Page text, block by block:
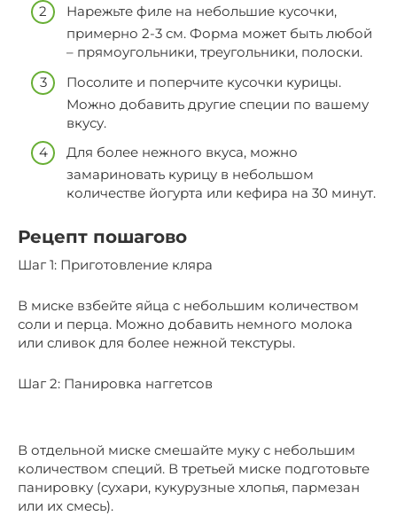
Нарежьте филе на небольшие кусочки,
примерно 2-3 см. Форма может быть любой
– прямоугольники, треугольники, полоски.
Посолите и поперчите кусочки курицы.
Можно добавить другие специи по вашему
вкусу.
Для более нежного вкуса, можно
замариновать курицу в небольшом
количестве йогурта или кефира на 30 минут.
Рецепт пошагово
Шаг 1: Приготовление кляра
В миске взбейте яйца с небольшим количеством
соли и перца. Можно добавить немного молока
или сливок для более нежной текстуры.
Шаг 2: Панировка наггетсов
В отдельной миске смешайте муку с небольшим
количеством специй. В третьей миске подготовьте
панировку (сухари, кукурузные хлопья, пармезан
или их смесь).